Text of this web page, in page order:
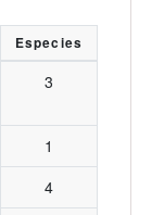
Especies
3
1
4